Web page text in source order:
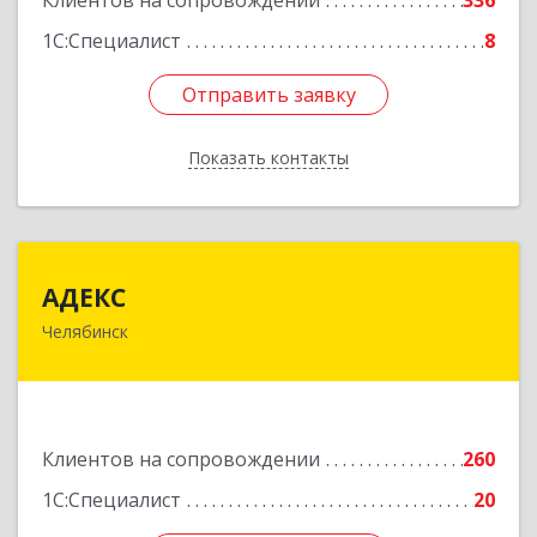
1С:Специалист
8
Отправить заявку
Показать контакты
Отправить заявку
Назад
АДЕКС
Челябинск
Клиентов на сопровождении
260
1С:Специалист
20
454080, Челябинская обл, Челябинск г, Смирных